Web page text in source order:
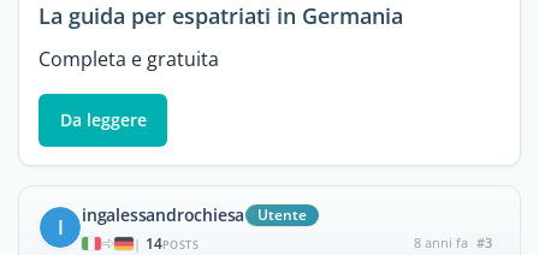
La guida per espatriati in Germania
Completa e gratuita
Da leggere
I ingalessandrochiesa Utente
| 14POSTS 8 anni fa #3